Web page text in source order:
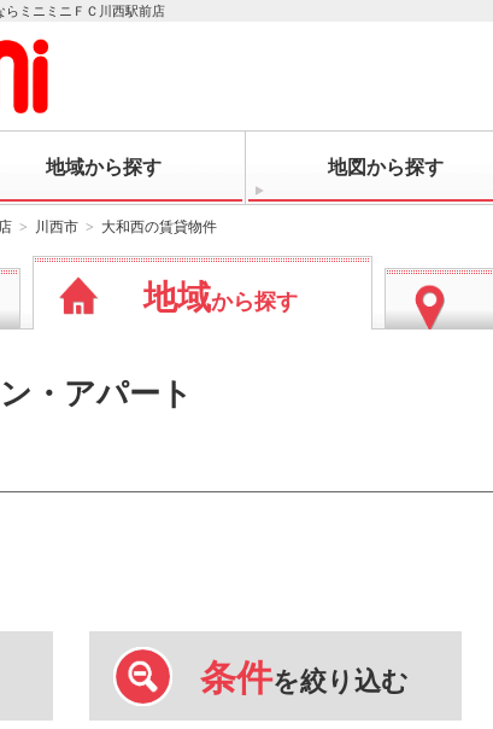
らミニミニＦＣ川西駅前店
地域から探す 地図から探す
川西市 大和西の賃貸物件
地域から探す
・アパート
条件を絞り込む